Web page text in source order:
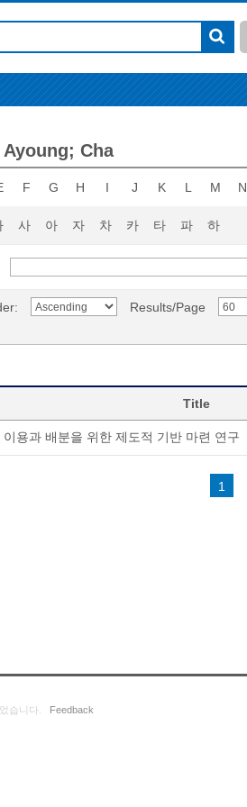
Cha
F G H I J K L M N
사 아 자 차 카 타 파 하
Results/Page
Title
용과 배분을 위한 제도적 기반 마련 연구
1
습니다. Feedback